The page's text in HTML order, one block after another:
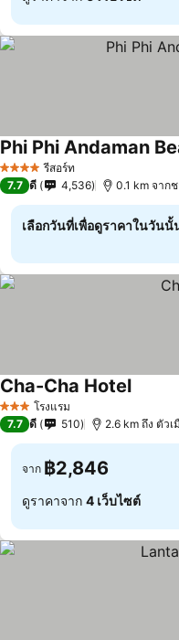
4 ดาว รีสอร์ท
Phi Phi Andaman
7.7 ดี 4,536 0.1 km จาก
เลือกวันที่เพื่อดูราคาในวันนั้
3 ดาว โรงแรม
Cha-Cha Hotel
7.7 ดี 510 2.6 km ถึง ตัวเ
จาก ฿2,846
ดูราคาจาก 4 เว็บไซต์